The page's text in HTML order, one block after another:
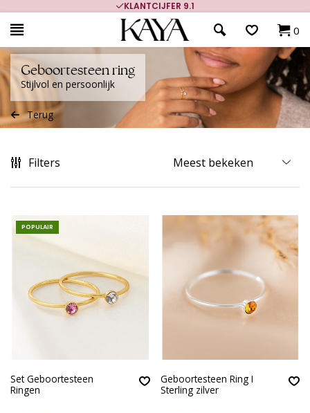
KLANTCIJFER 9.1
0
Geboortesteen ring
Stijlvol en persoonlijk
Terug
Filters
POPULAIR
Set Geboortesteen
Ringen
Geboortesteen Ring I
Sterling zilver